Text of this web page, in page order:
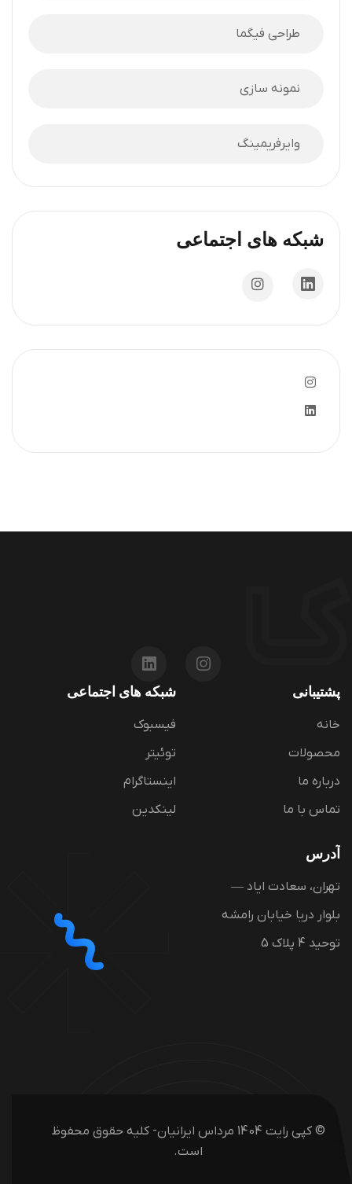
طراحی فیگما
نمونه سازی
وایرفریمینگ
شبکه های اجتماعی
پشتیبانی
خانه
محصولات
درباره ما
تماس با ما
شبکه های اجتماعی
فیسبوک
توئیتر
اینستاگرام
لینکدین
آدرس
تهران، سعادت ایاد —
بلوار دریا خیابان رامشه
توحید 4 پلاک 5
© کپی رایت 1404 مرداس ایرانیان- کلیه حقوق محفوظ
است.